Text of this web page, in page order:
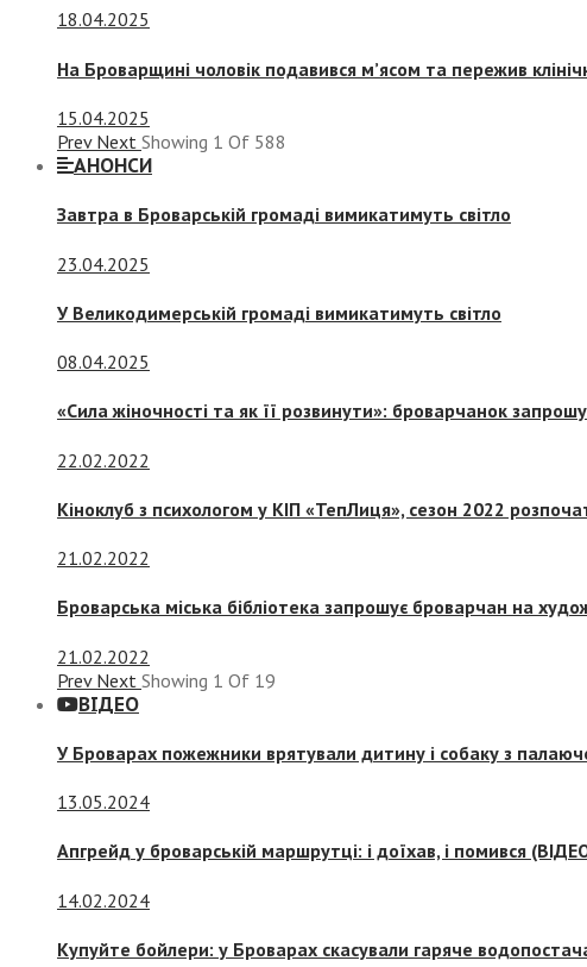
18.04.2025
На Броварщині чоловік подавився м’ясом та пережив
15.04.2025
Prev Next Showing 1 Of 588
АНОНСИ
Завтра в Броварській громаді вимикатимуть світло
23.04.2025
У Великодимерській громаді вимикатимуть світло
08.04.2025
«Сила жіночності та як її розвинути»: броварчанок
22.02.2022
Кіноклуб з психологом у КІП «ТепЛиця», сезон 2022
21.02.2022
Броварська міська бібліотека запрошує броварчан на
21.02.2022
Prev Next Showing 1 Of 19
ВІДЕО
У Броварах пожежники врятували дитину і собаку з
13.05.2024
Апгрейд у броварській маршрутці: і доїхав, і помився
14.02.2024
Купуйте бойлери: у Броварах скасували гаряче